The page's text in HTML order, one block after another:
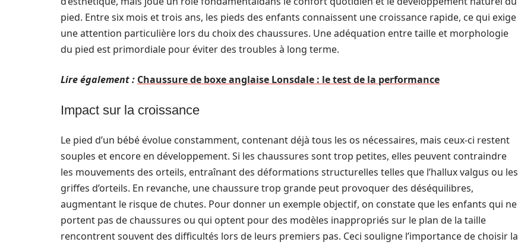
pied. Entre six mois et trois ans, les pieds des enfants connaissent une croissance rapide, ce qui exige
une attention particulière lors du choix des chaussures. Une adéquation entre taille et morphologie
du pied est primordiale pour éviter des troubles à long terme.
Lire également : Chaussure de boxe anglaise Lonsdale : le test de la performance
Impact sur la croissance
Le pied d’un bébé évolue constamment, contenant déjà tous les os nécessaires, mais ceux-ci restent
souples et encore en développement. Si les chaussures sont trop petites, elles peuvent contraindre
les mouvements des orteils, entraînant des déformations structurelles telles que l’hallux valgus ou les
griffes d’orteils. En revanche, une chaussure trop grande peut provoquer des déséquilibres,
augmentant le risque de chutes. Pour donner un exemple objectif, on constate que les enfants qui ne
portent pas de chaussures ou qui optent pour des modèles inappropriés sur le plan de la taille
rencontrent souvent des difficultés lors de leurs premiers pas. Ceci souligne l’importance de choisir la